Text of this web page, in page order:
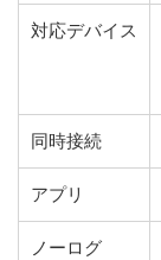
対応デバイス
同時接続
アプリ
ノーログ